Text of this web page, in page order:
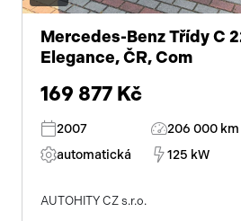
Mercedes-Benz Třídy C
Elegance, ČR, Com
169 877 Kč
2007 206 000 km
automatická
125 kW
AUTOHITY CZ s.r.o.